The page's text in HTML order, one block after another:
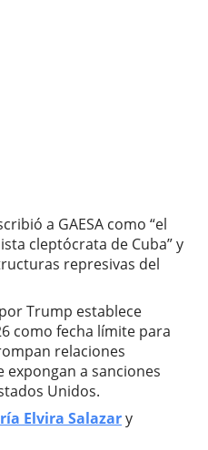
a GAESA como “el
cleptócrata de Cuba” y
represivas del
Trump establece
como fecha límite para
relaciones
expongan a sanciones
Unidos.
Elvira Salazary